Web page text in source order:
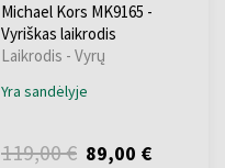
Michael Kors MK9165 -
Vyriškas laikrodis
Laikrodis - Vyrų
Yra sandėlyje
119,00 € 89,00 €